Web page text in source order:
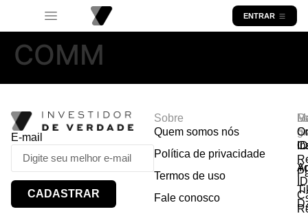
ENTRAR
COMM
E-mail
CADASTRAR
Sobre
Quem somos nós
Política de privacidade
Termos de uso
Fale conosco